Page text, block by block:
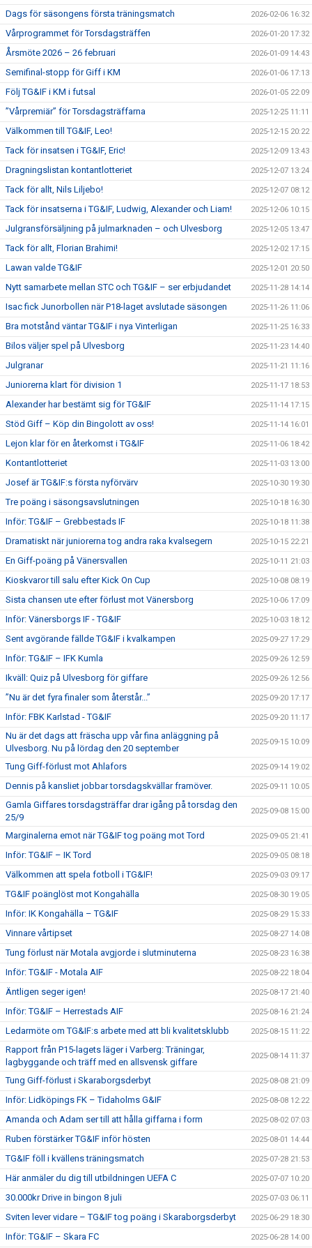
Dags för säsongens första träningsmatch 2026-02-06 16:32
Vårprogrammet för Torsdagsträffen 2026-01-20 17:32
Årsmöte 2026 – 26 februari 2026-01-09 14:43
Semifinal-stopp för Giff i KM 2026-01-06 17:13
Följ TG&IF i KM i futsal 2026-01-05 22:09
”Vårpremiär” för Torsdagsträffarna 2025-12-25 11:11
Välkommen till TG&IF, Leo! 2025-12-15 20:22
Tack för insatsen i TG&IF, Eric! 2025-12-09 13:43
Dragningslistan kontantlotteriet 2025-12-07 13:24
Tack för allt, Nils Liljebo! 2025-12-07 08:12
Tack för insatserna i TG&IF, Ludwig, Alexander och Liam! 2025-12-06 10:15
Julgransförsäljning på julmarknaden – och Ulvesborg 2025-12-05 13:47
Tack för allt, Florian Brahimi! 2025-12-02 17:15
Lawan valde TG&IF 2025-12-01 20:50
Nytt samarbete mellan STC och TG&IF – ser erbjudandet 2025-11-28 14:14
Isac fick Junorbollen när P18-laget avslutade säsongen 2025-11-26 11:06
Bra motstånd väntar TG&IF i nya Vinterligan 2025-11-25 16:33
Bilos väljer spel på Ulvesborg 2025-11-23 14:40
Julgranar 2025-11-21 11:16
Juniorerna klart för division 1 2025-11-17 18:53
Alexander har bestämt sig för TG&IF 2025-11-14 17:15
Stöd Giff – Köp din Bingolott av oss! 2025-11-14 16:01
Lejon klar för en återkomst i TG&IF 2025-11-06 18:42
Kontantlotteriet 2025-11-03 13:00
Josef är TG&IF:s första nyförvärv 2025-10-30 19:30
Tre poäng i säsongsavslutningen 2025-10-18 16:30
Inför: TG&IF – Grebbestads IF 2025-10-18 11:38
Dramatiskt när juniorerna tog andra raka kvalsegern 2025-10-15 22:21
En Giff-poäng på Vänersvallen 2025-10-11 21:03
Kioskvaror till salu efter Kick On Cup 2025-10-08 08:19
Sista chansen ute efter förlust mot Vänersborg 2025-10-06 17:09
Inför: Vänersborgs IF - TG&IF 2025-10-03 18:12
Sent avgörande fällde TG&IF i kvalkampen 2025-09-27 17:29
Inför: TG&IF – IFK Kumla 2025-09-26 12:59
Ikväll: Quiz på Ulvesborg för giffare 2025-09-26 12:56
”Nu är det fyra finaler som återstår...” 2025-09-20 17:17
Inför: FBK Karlstad - TG&IF 2025-09-20 11:17
Nu är det dags att fräscha upp vår fina anläggning på
Ulvesborg. Nu på lördag den 20 september
2025-09-15 10:09
Tung Giff-förlust mot Ahlafors 2025-09-14 19:02
Dennis på kansliet jobbar torsdagskvällar framöver. 2025-09-11 10:05
Gamla Giffares torsdagsträffar drar igång på torsdag den
25/9
2025-09-08 15:00
Marginalerna emot när TG&IF tog poäng mot Tord 2025-09-05 21:41
Inför: TG&IF – IK Tord 2025-09-05 08:18
Välkommen att spela fotboll i TG&IF! 2025-09-03 09:17
TG&IF poänglöst mot Kongahälla 2025-08-30 19:05
Inför: IK Kongahälla – TG&IF 2025-08-29 15:33
Vinnare vårtipset 2025-08-27 14:08
Tung förlust när Motala avgjorde i slutminuterna 2025-08-23 16:38
Inför: TG&IF - Motala AIF 2025-08-22 18:04
Äntligen seger igen! 2025-08-17 21:40
Inför: TG&IF – Herrestads AIF 2025-08-16 21:24
Ledarmöte om TG&IF:s arbete med att bli kvalitetsklubb 2025-08-15 11:22
Rapport från P15-lagets läger i Varberg: Träningar,
lagbyggande och träff med en allsvensk giffare
2025-08-14 11:37
Tung Giff-förlust i Skaraborgsderbyt 2025-08-08 21:09
Inför: Lidköpings FK – Tidaholms G&IF 2025-08-08 12:22
Amanda och Adam ser till att hålla giffarna i form 2025-08-02 07:03
Ruben förstärker TG&IF inför hösten 2025-08-01 14:44
TG&IF föll i kvällens träningsmatch 2025-07-28 21:53
Här anmäler du dig till utbildningen UEFA C 2025-07-07 10:20
30.000kr Drive in bingon 8 juli 2025-07-03 06:11
Sviten lever vidare – TG&IF tog poäng i Skaraborgsderbyt 2025-06-29 18:30
Inför: TG&IF – Skara FC 2025-06-28 14:00